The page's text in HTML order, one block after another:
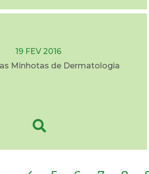
19 FEV 2016
Minhotas de Dermatologia